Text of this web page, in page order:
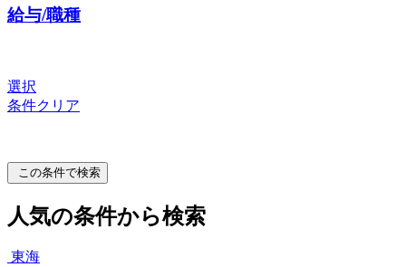
給与/職種
選択
条件クリア
この条件で検索
人気の条件から検索
東海